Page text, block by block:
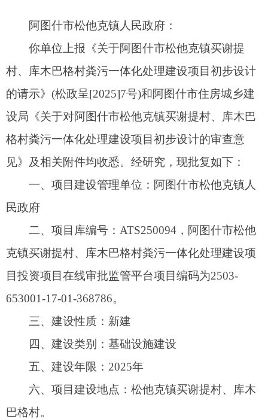
见》及相关附件均收悉。经研究，现批复如下：
一、项目建设管理单位：阿图什市松他克镇人
民政府
二、项目库编号：ATS250094，阿图什市松他
653001-17-01-368786。
三、建设性质：新建
四、建设类别：基础设施建设
五、建设年限：2025年
七、项目建设规模及主要建设内容：本项目拟
新建污水提升泵站、配套污水管网建设，主管道采
用DN300～DN500双壁波纹管，总长度20.969公
里；用户管道采用DN160U-PVC管道，总长度25公
八、投资及资金筹措：项目总投资3600.6万
元，其中建筑工程费用2984.54万元，占项目总投资
的82.89%；工程建设的其他费用444.60万元，占项